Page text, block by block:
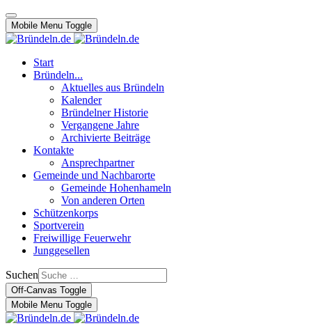
Mobile Menu Toggle
Start
Bründeln...
Aktuelles aus Bründeln
Kalender
Bründelner Historie
Vergangene Jahre
Archivierte Beiträge
Kontakte
Ansprechpartner
Gemeinde und Nachbarorte
Gemeinde Hohenhameln
Von anderen Orten
Schützenkorps
Sportverein
Freiwillige Feuerwehr
Junggesellen
Suchen
Off-Canvas Toggle
Mobile Menu Toggle